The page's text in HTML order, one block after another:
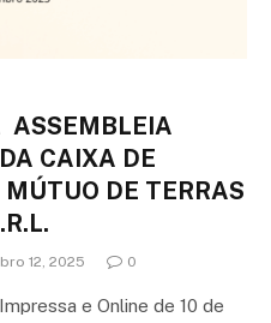
ASSEMBLEIA
CAIXA DE
DE TERRAS
12, 2025 0
e Online de 10 de